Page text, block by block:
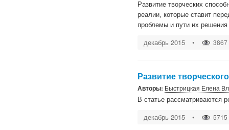
Развитие творческих
реалии, которые ставит
проблемы и пути их решения
декабрь 2015 • 3867
Развитие
Авторы: Быстрицкая Елена
В статье рассматриваются
декабрь 2015 • 5715